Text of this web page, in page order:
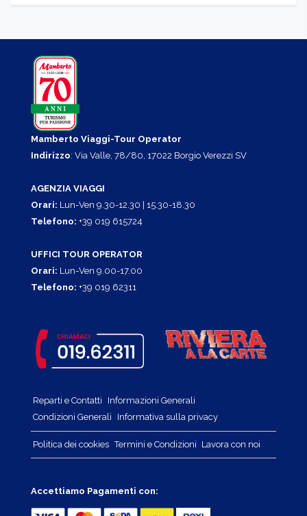
Mamberto Viaggi-Tour Operator
Indirizzo: Via Valle, 78/80, 17022 Borgio Verezzi SV
AGENZIA VIAGGI
Orari: Lun-Ven 9.30-12.30 | 15.30-18.30
Telefono: +39 019 615724
UFFICI TOUR OPERATOR
Orari: Lun-Ven 9.00-17.00
Telefono: +39 019 62311
Reparti e Contatti
Informazioni Generali
Condizioni Generali
Informativa sulla privacy
Politica dei cookies Termini e Condizioni Lavora con noi
Accettiamo Pagamenti con: